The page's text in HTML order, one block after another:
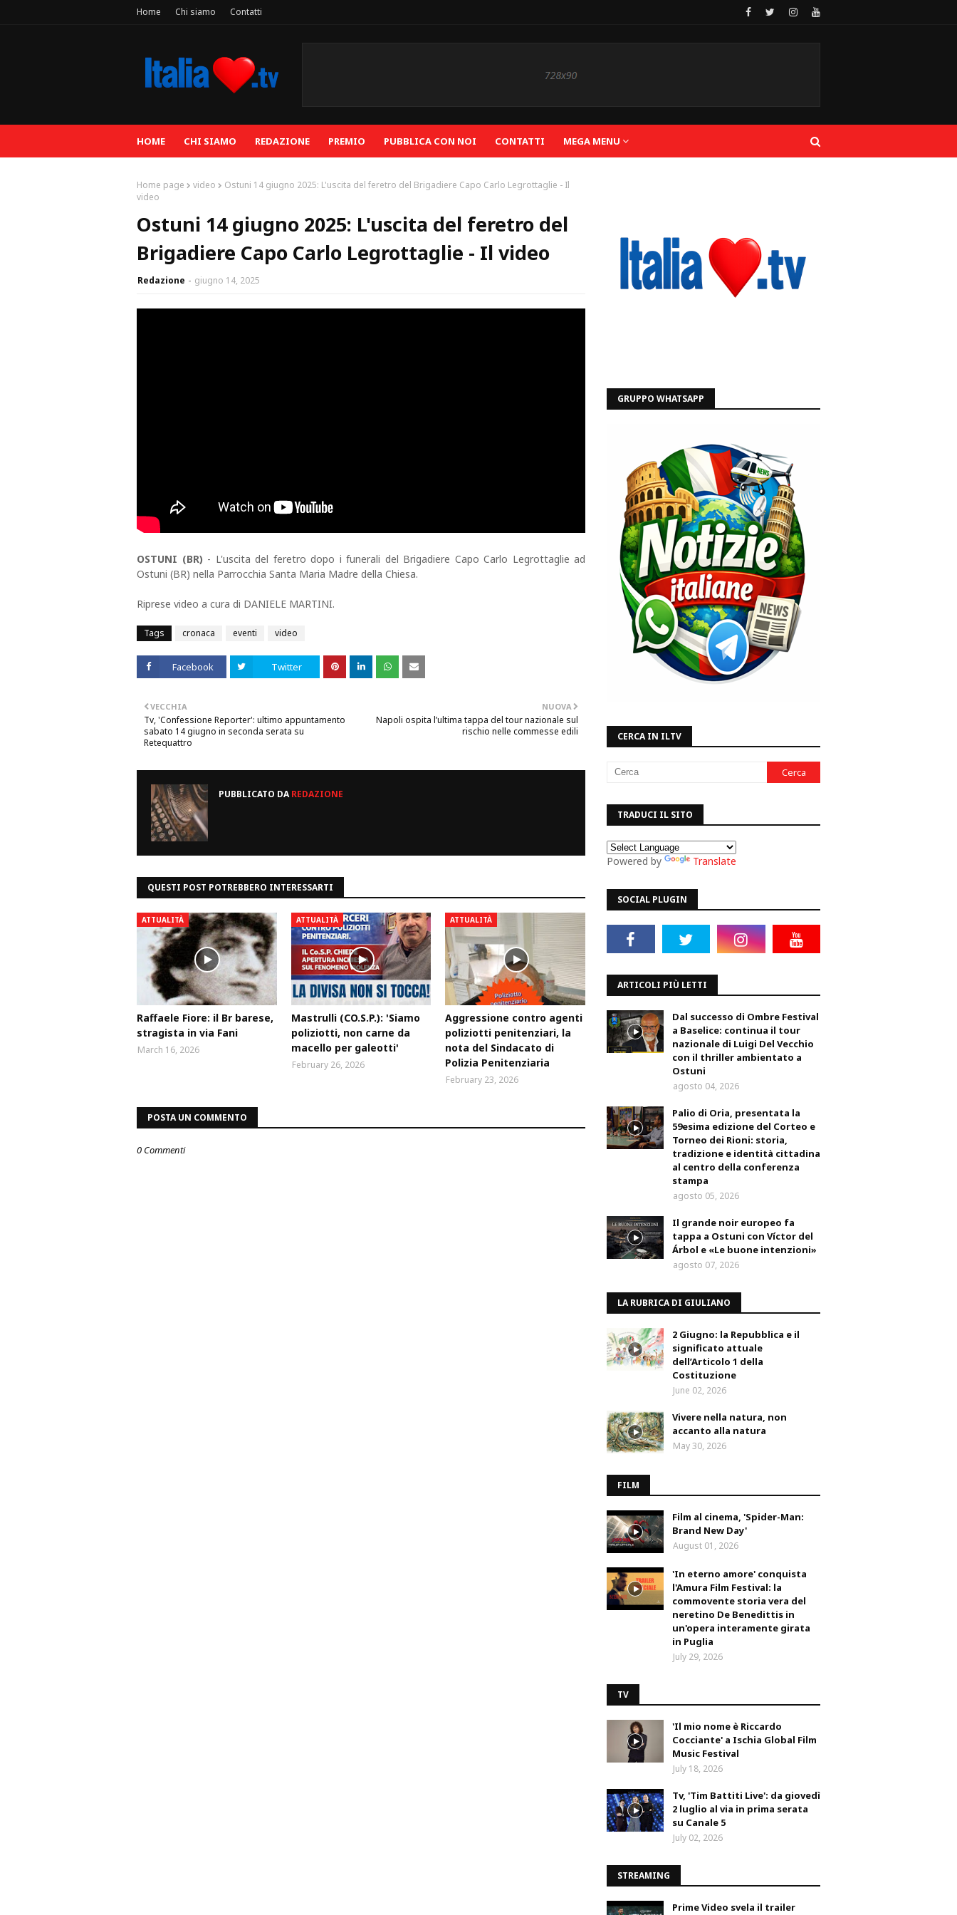
Home Chi siamo Contatti
HOME CHI SIAMO REDAZIONE PREMIO PUBBLICA CON NOI CONTATTI MEGA MENU
Home page video
Ostuni 14 giugno 2025: L'uscita del feretro del Brigadiere Capo Carlo Legrottaglie - Il
video
Ostuni 14 giugno 2025: L'uscita del feretro del
Brigadiere Capo Carlo Legrottaglie - Il video
Redazione giugno 14, 2025
OSTUNI (BR) - L'uscita del feretro dopo i funerali del Brigadiere Capo Carlo Legrottaglie ad
Ostuni (BR) nella Parrocchia Santa Maria Madre della Chiesa.
Riprese video a cura di DANIELE MARTINI.
Tags cronaca eventi video
Facebook Twitter
NUOVA
Napoli ospita l’ultima tappa del tour nazionale sul
rischio nelle commesse edili
VECCHIA
Tv, 'Confessione Reporter': ultimo appuntamento
sabato 14 giugno in seconda serata su
Retequattro
PUBBLICATO DAREDAZIONE
QUESTI POST POTREBBERO INTERESSARTI
ATTUALITÀ
Raffaele Fiore: il Br barese,
stragista in via Fani
March 16, 2026
ATTUALITÀ
Mastrulli (CO.S.P.): 'Siamo
poliziotti, non carne da
macello per galeotti'
February 26, 2026
ATTUALITÀ
Aggressione contro agenti
poliziotti penitenziari, la
nota del Sindacato di
Polizia Penitenziaria
February 23, 2026
POSTA UN COMMENTO
0 Commenti
GRUPPO WHATSAPP
CERCA IN ILTV
TRADUCI IL SITO
Powered by Translate
SOCIAL PLUGIN
ARTICOLI PIÙ LETTI
Dal successo di Ombre Festival
a Baselice: continua il tour
nazionale di Luigi Del Vecchio
con il thriller ambientato a
Ostuni
agosto 04, 2026
Palio di Oria, presentata la
59esima edizione del Corteo e
Torneo dei Rioni: storia,
tradizione e identità cittadina
al centro della conferenza
stampa
agosto 05, 2026
Il grande noir europeo fa
tappa a Ostuni con Víctor del
Árbol e «Le buone intenzioni»
agosto 07, 2026
LA RUBRICA DI GIULIANO
2 Giugno: la Repubblica e il
significato attuale
dell’Articolo 1 della
Costituzione
June 02, 2026
Vivere nella natura, non
accanto alla natura
May 30, 2026
FILM
Film al cinema, 'Spider-Man:
Brand New Day'
August 01, 2026
'In eterno amore' conquista
l'Amura Film Festival: la
commovente storia vera del
neretino De Benedittis in
un'opera interamente girata
in Puglia
July 29, 2026
TV
'Il mio nome è Riccardo
Cocciante' a Ischia Global Film
Music Festival
July 18, 2026
Tv, 'Tim Battiti Live': da giovedì
2 luglio al via in prima serata
su Canale 5
July 02, 2026
STREAMING
Prime Video svela il trailer